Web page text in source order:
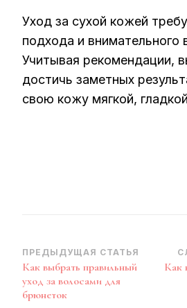
Уход за сухой кожей
подхода и внимательного
Учитывая рекомендации,
достичь заметных
свою кожу мягкой,
Навигация
по
записям
ПРЕДЫДУЩАЯ СТАТЬЯ
Как выбрать правильный
уход за волосами для
брюнеток
Как